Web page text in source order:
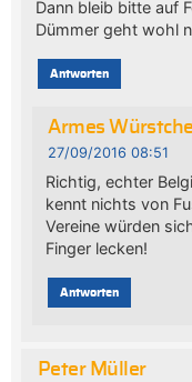
Dann bleib bitte auf
Dümmer geht wohl
Antworten
Armes
27/09/2016 08:51
Richtig, echter
kennt nichts von
Vereine würden
Finger lecken!
Antworten
Peter Müller